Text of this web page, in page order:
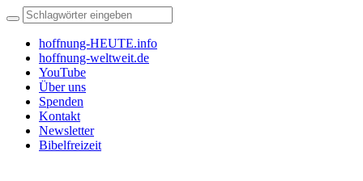
hoffnung-HEUTE.info
hoffnung-weltweit.de
YouTube
Über uns
Spenden
Kontakt
Newsletter
Bibelfreizeit